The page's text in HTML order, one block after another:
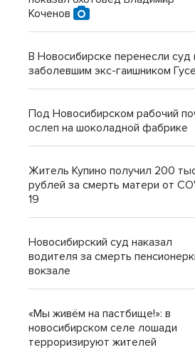
Коченов
В Новосибирске перенесли суд
заболевшим экс-гаишником
Под Новосибирском рабочий
ослеп на шоколадной фабрике
Житель Купино получил 200
рублей за смерть матери от
19
Новосибирский суд наказал
водителя за смерть
вокзале
«Мы живём на пастбище!»: в
новосибирском селе лошади
терроризируют жителей